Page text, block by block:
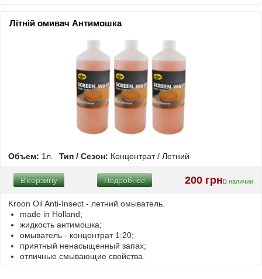
Літній омивач Антимошка
Объем: 1л. Тип / Сезон: Концентрат / Летний
200 грнВ наличии
Подробнее
В корзину
Kroon Oil Anti-Insect - летний омыватель.
made in Holland;
жидкость антимошка;
омыватель - концентрат 1:20;
приятный ненасыщенный запах;
отличные смывающие свойства.